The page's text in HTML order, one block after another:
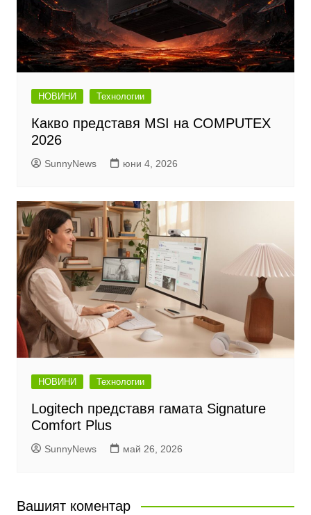
НОВИНИ Технологии
Какво представя MSI на COMPUTEX
2026
SunnyNews юни 4, 2026
НОВИНИ Технологии
Logitech представя гамата Signature
Comfort Plus
SunnyNews май 26, 2026
Вашият коментар